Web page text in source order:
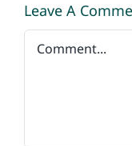
Leave A
Comment